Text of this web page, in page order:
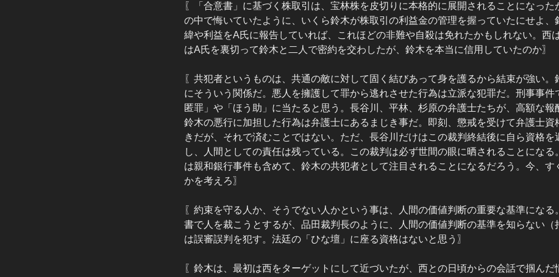
〖「合意書」に基づく株取引は、宝林株を皮切りに本格的に展開されることになった
の中で悔いていたように、いくら鈴木が株取引の利益金の管理を握っていたにせよ、
緯や利益をA氏に報告していれば、これほどの非難や自殺は免れたかもしれない。西
はA氏を裏切って鈴木と二人で密約を交わしたが、鈴木を本当に信用していたのか〗
〖共犯者というものは、共通の敵に対して固く結びあって身を護るから結束が強い。
にそういう関係だ。悪人を擁護して罪から逃れさせた行為は立派な犯罪だ。刑事事件
匿罪」や「ほう助」に当たると思う。長谷川、平林、杉原の弁護士たちが、高額な報
鈴木の悪行に加担した行為は弁護士にあるまじき事だ。即刻、懲戒を受けて弁護士資
きだが、それで済むことではない。ただ、長谷川だけはこの裁判終結後に自ら資格を
し、人間としての責任は残っている。この裁判は必ず世間の眼に晒されることになる
は親和銀行事件も含めて、鈴木の共犯者として注目されることになるだろう。今、す
かを考えろ〗
〖約束を守る人か、そうでない人かという事は、人間の価値判断の重要な基準になる
書で人を裁こうとするが、品田裁判長のように、人間の価値判断の基準を知らない（
は誤審誤判を犯す。法廷の「ひな壇」に座る資格はないと思う〗
〖鈴木は、最初は西をターゲットにして近づいたが、西との日頃からの会話で掴んだ